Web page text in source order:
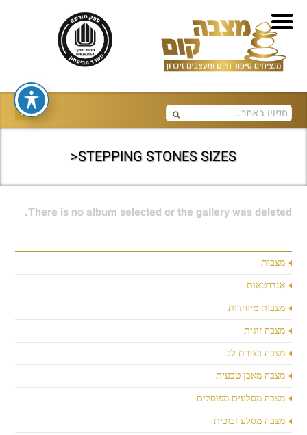
STEPPING STONES SIZES<
מצבות
אנדרטאות
מצבות מיוחדות
מצבה זוגית
מצבה בצורת לב
מצבה מאבן טבעית
מצבה מסלעים מפוסלים
מצבה מסלע זכוכית
There is no album selected or the gallery was deleted.